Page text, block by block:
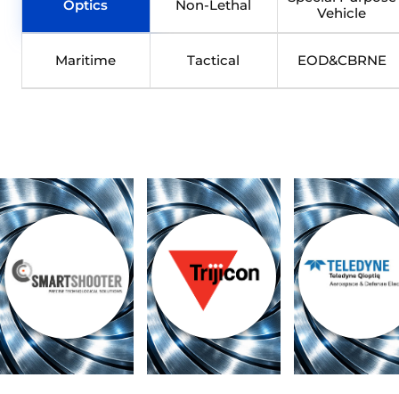
Optics Non-Lethal
Vehicle
Maritime Tactical EOD&CBRNE